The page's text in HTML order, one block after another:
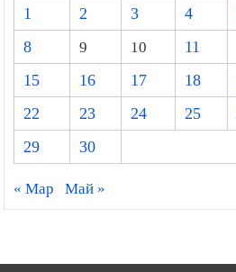
1
2 3 4
8
9 10 11
15
16 17 18
22
23 24 25
29
30
« Мар Май »